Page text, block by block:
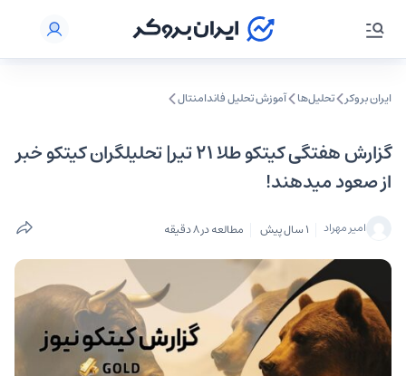
ایران بروکر تحلیل‌ها آموزش تحلیل فاندامنتال
گزارش هفتگی کیتکو طلا ۲۱ تیر| تحلیلگران کیتکو خبر
از صعود میدهند!
امیر مهراد 1 سال پیش مطالعه در 8 دقیقه